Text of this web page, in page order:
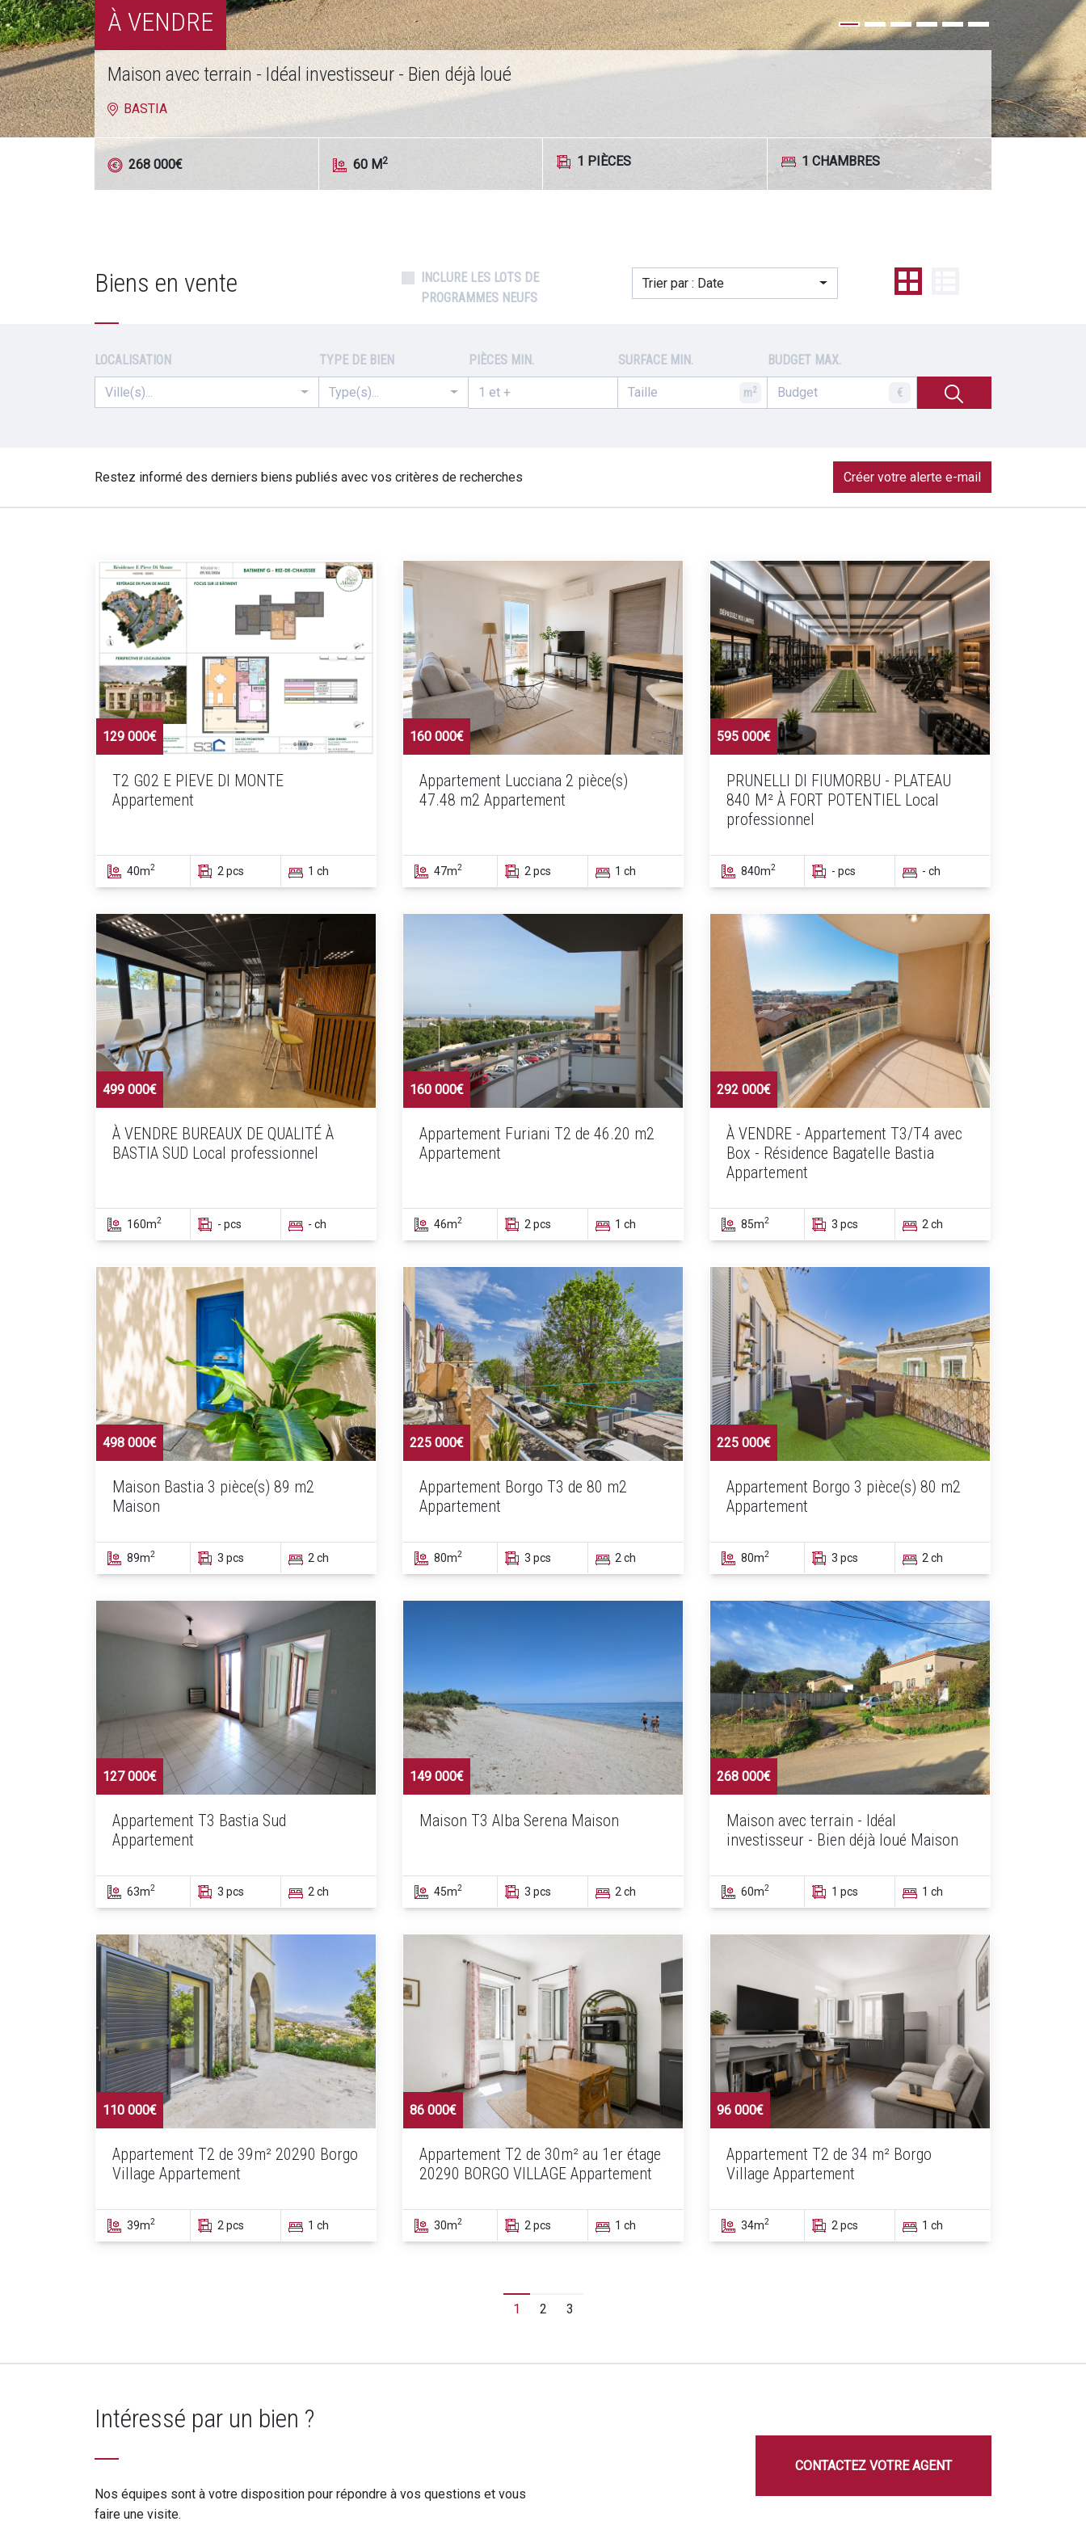
À VENDRE
PRUNELLI DI FIUMORBU - PLATEAU 840 M² À FORT POTENTIEL
PRUNELLI-DI-FIUMORBO
595 000€ 840M -PIÈCES -CHAMBRES
Biens en vente
INCLURE LES LOTS DE
PROGRAMMES NEUFS
Trier par : Date
LOCALISATION
Ville(s)...
TYPE DE BIEN
Type(s)...
PIÈCES MIN. SURFACE MIN.
m2
BUDGET MAX.
€
Restez informé des derniers biens publiés avec vos critères de recherches Créer votre alerte e-mail
129 000€
T2 G02 E PIEVE DI MONTE
Appartement
40m2 2 pcs 1 ch
160 000€
Appartement Lucciana 2 pièce(s)
47.48 m2 Appartement
47m2 2 pcs 1 ch
595 000€
PRUNELLI DI FIUMORBU - PLATEAU
840 M² À FORT POTENTIEL Local
professionnel
840m2 - pcs - ch
499 000€
À VENDRE BUREAUX DE QUALITÉ À
BASTIA SUD Local professionnel
160m2 - pcs - ch
160 000€
Appartement Furiani T2 de 46.20 m2
Appartement
46m2 2 pcs 1 ch
292 000€
À VENDRE - Appartement T3/T4 avec
Box - Résidence Bagatelle Bastia
Appartement
85m2 3 pcs 2 ch
498 000€
Maison Bastia 3 pièce(s) 89 m2
Maison
89m2 3 pcs 2 ch
225 000€
Appartement Borgo T3 de 80 m2
Appartement
80m2 3 pcs 2 ch
225 000€
Appartement Borgo 3 pièce(s) 80 m2
Appartement
80m2 3 pcs 2 ch
127 000€
Appartement T3 Bastia Sud
Appartement
63m2 3 pcs 2 ch
149 000€
Maison T3 Alba Serena Maison
45m2 3 pcs 2 ch
268 000€
Maison avec terrain - Idéal
investisseur - Bien déjà loué Maison
60m2 1 pcs 1 ch
110 000€
Appartement T2 de 39m² 20290 Borgo
Village Appartement
39m2 2 pcs 1 ch
86 000€
Appartement T2 de 30m² au 1er étage
20290 BORGO VILLAGE Appartement
30m2 2 pcs 1 ch
96 000€
Appartement T2 de 34 m² Borgo
Village Appartement
34m2 2 pcs 1 ch
1 2 3
Intéressé par un bien ?
Nos équipes sont à votre disposition pour répondre à vos questions et vous
faire une visite.
CONTACTEZ VOTRE AGENT